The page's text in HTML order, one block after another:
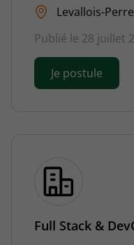
Levallois-
Publié le 28 juillet
Je postule
Full Stack &